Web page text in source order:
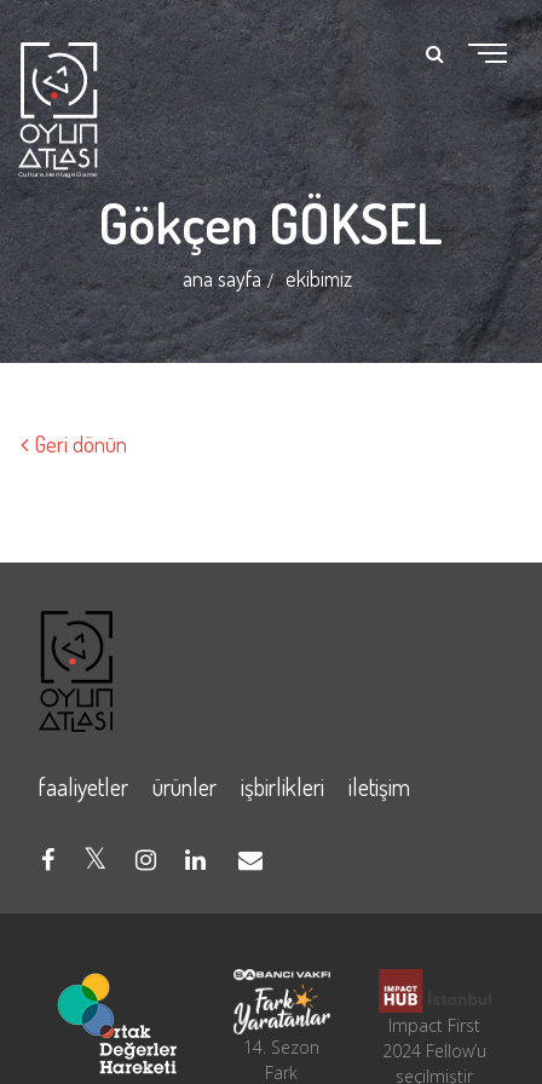
Gökçen GÖKSEL
ana sayfa ekibimiz
Geri dönün
faaliyetler ürünler işbirlikleri iletişim
14. Sezon
Fark
Impact First
2024 Fellow’u
seçilmiştir